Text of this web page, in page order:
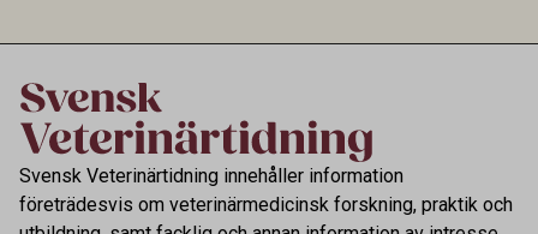
Svensk Veterinärtidning innehåller information
företrädesvis om veterinärmedicinsk forskning, praktik och